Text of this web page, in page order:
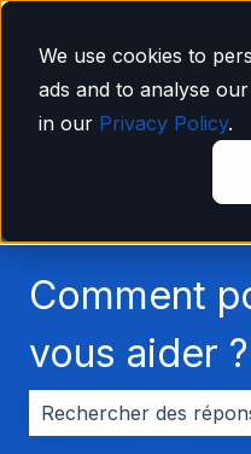
We use cookies to
ads and to analyse
in our Privacy Policy.
Comment
vous aider ?